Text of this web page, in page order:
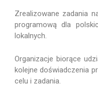
Zrealizowane zadania
programową dla
lokalnych.
Organizacje biorące
kolejne doświadczenia
celu i zadania.